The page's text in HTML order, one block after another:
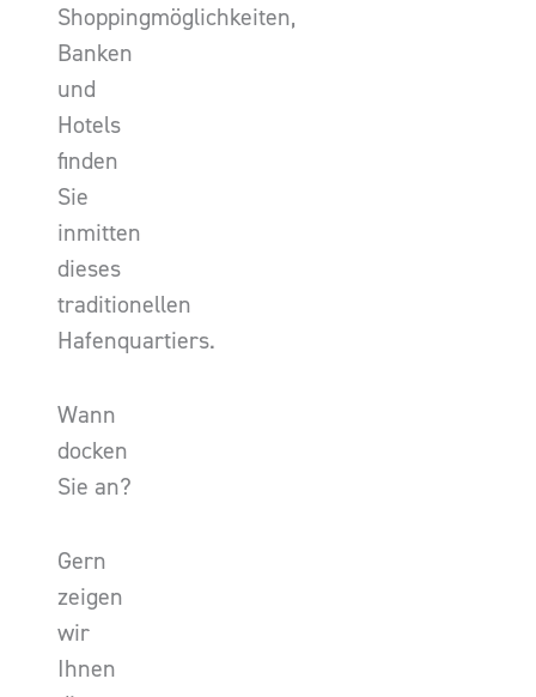
Shoppingmöglichkeiten,
Banken
und
Hotels
finden
Sie
inmitten
dieses
traditionellen
Hafenquartiers.
Wann
docken
Sie an?
Gern
zeigen
wir
Ihnen